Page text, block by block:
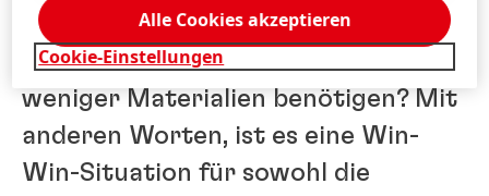
Werden Unternehmen durch die
Verordnung Geld sparen, weil sie
weniger Materialien benötigen? Mit
anderen Worten, ist es eine Win-
Win-Situation für sowohl die
Cookie-Einstellungen
Alle Cookies akzeptieren